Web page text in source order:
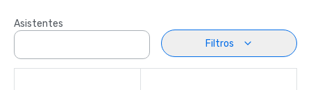
Asistentes
Filtros